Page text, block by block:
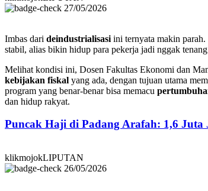
27/05/2026
Imbas dari deindustrialisasi ini ternyata makin parah.
stabil, alias bikin hidup para pekerja jadi nggak
Melihat kondisi ini, Dosen Fakultas Ekonomi dan
kebijakan fiskal yang ada, dengan tujuan utama
program yang benar-benar bisa memacu
dan hidup rakyat.
Puncak Haji di Padang Arafah: 1,6
klikmojokLIPUTAN
26/05/2026